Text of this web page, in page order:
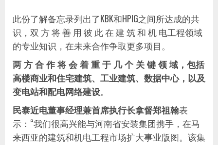
此份了解备忘录列出了KBK和HPIG之间所达成的共
识，双 方 将 善 用 彼 此 在 建 筑 和 机 电工程领域
的专业知识，在未来合作争取更多项目。
两 方 合 作 将 会 着 重 于 几 个 关 键 领 域，包括
高楼商业和住宅建筑、工业建筑、数据中心，以及
变电站和配电网络建设。
民泰近电董事经理兼首席执行长拿督郑祖翰表
示：“我们很高兴能与河南省安装集团携手，在马
来西亚的建筑和机电工程市场扩大事业版图。该集